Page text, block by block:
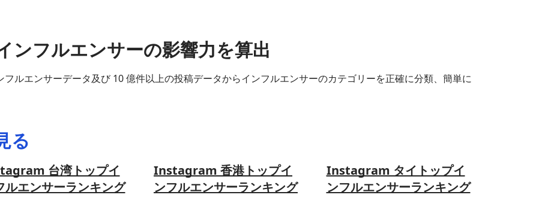
ンフルエンサーの影響力を算出
ルエンサーデータ及び 10 億件以上の投稿データからインフルエンサーのカテゴリーを正確に分類、簡単に
る
台湾トップイ
ルエンサーランキング
Instagram 香港トップイ
ンフルエンサーランキング
Instagram タイトップイ
ンフルエンサーランキング